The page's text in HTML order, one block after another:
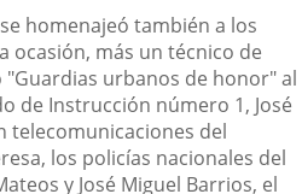
homenajeó también a los
ocasión, más un técnico de
urbanos de honor" al
de Instrucción número 1, José
telecomunicaciones del
los policías nacionales del
y José Miguel Barrios, el